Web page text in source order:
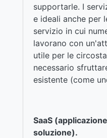
supportarle. I
e ideali anche per
servizio in cui
lavorano con
utile per le
necessario
esistente (come
SaaS
soluzione).